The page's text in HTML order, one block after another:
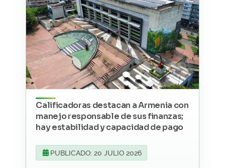
Calificadoras destacan a Armenia con
manejo responsable de sus finanzas;
hay estabilidad y capacidad de pago
PUBLICADO: 20 JULIO 2026